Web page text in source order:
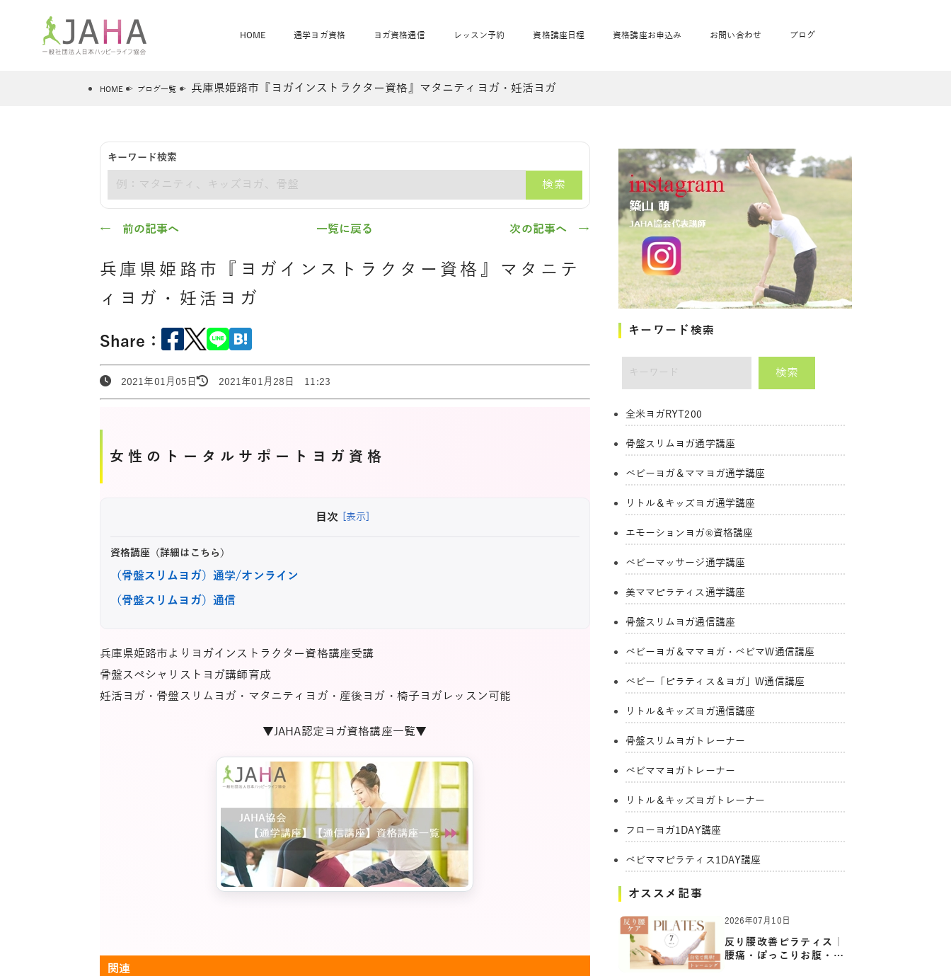
HOME
JAHAについて JAHAヨガスタジオ概要 直営校ブログ
通学ヨガ資格
JAHA資格講座一覧 卒業生の声 養成講座お申込み
リトル＆キッズヨガ通学
エモーションヨガ®通学
ベビーマッサージ通学
美ママピラティス通学
ヨガ資格通信
骨盤スリムヨガ®通信 ベビママヨガW通信 ベビー「ピラティス＆ヨガ」W通信 リトル＆キッズヨガ通信
レッスン予約
ヨガレッスンカレンダー オンラインヨガ詳細 出張ヨガ・オフィスヨガ
ベビママヨガ
ベビーチャクラマッサージ
JAHAnavi Lesson
資格講座日程
全米ヨガRYT200
骨盤スリムヨガ
®
オンライン講座
資格講座お申込み お問い合わせ ブログ
HOME ブログ一覧 兵庫県姫路市『ヨガインストラクター資格』マタニティヨガ・妊活ヨガ
キーワード検索
検索
← 前の記事へ 一覧に戻る 次の記事へ →
兵庫県姫路市『ヨガインストラクター資格』マタニテ
ィヨガ・妊活ヨガ
Share：
2021年01月05日 2021年01月28日 11:23
女性のトータルサポートヨガ資格
目次 [表示]
資格講座（詳細はこちら）
（骨盤スリムヨガ）通学/オンライン
（骨盤スリムヨガ）通信
兵庫県姫路市よりヨガインストラクター資格講座受講
骨盤スペシャリストヨガ講師育成
妊活ヨガ・骨盤スリムヨガ・マタニティヨガ・産後ヨガ・椅子ヨガレッスン可能
▼JAHA認定ヨガ資格講座一覧▼
関連
キーワード検索
検索
全米ヨガRYT200
骨盤スリムヨガ通学講座
ベビーヨガ＆ママヨガ通学講座
リトル＆キッズヨガ通学講座
エモーションヨガ®資格講座
ベビーマッサージ通学講座
美ママピラティス通学講座
骨盤スリムヨガ通信講座
ベビーヨガ＆ママヨガ・ベビマW通信講座
ベビー「ピラティス＆ヨガ」W通信講座
リトル＆キッズヨガ通信講座
骨盤スリムヨガトレーナー
ベビママヨガトレーナー
リトル＆キッズヨガトレーナー
フローヨガ1DAY講座
ベビママピラティス1DAY講座
オススメ記事
2026年07月10日
反り腰改善ピラティス｜
腰痛・ぽっこりお腹・姿